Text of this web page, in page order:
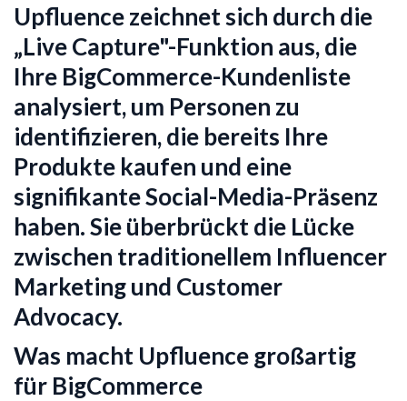
Upfluence zeichnet sich durch die
„Live Capture"-Funktion aus, die
Ihre BigCommerce-Kundenliste
analysiert, um Personen zu
identifizieren, die bereits Ihre
Produkte kaufen und eine
signifikante Social-Media-Präsenz
haben. Sie überbrückt die Lücke
zwischen traditionellem Influencer
Marketing und Customer
Advocacy.
Was macht Upfluence großartig
für BigCommerce